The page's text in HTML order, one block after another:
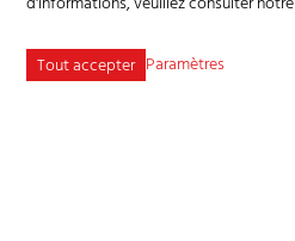
Tout accepter Paramètres